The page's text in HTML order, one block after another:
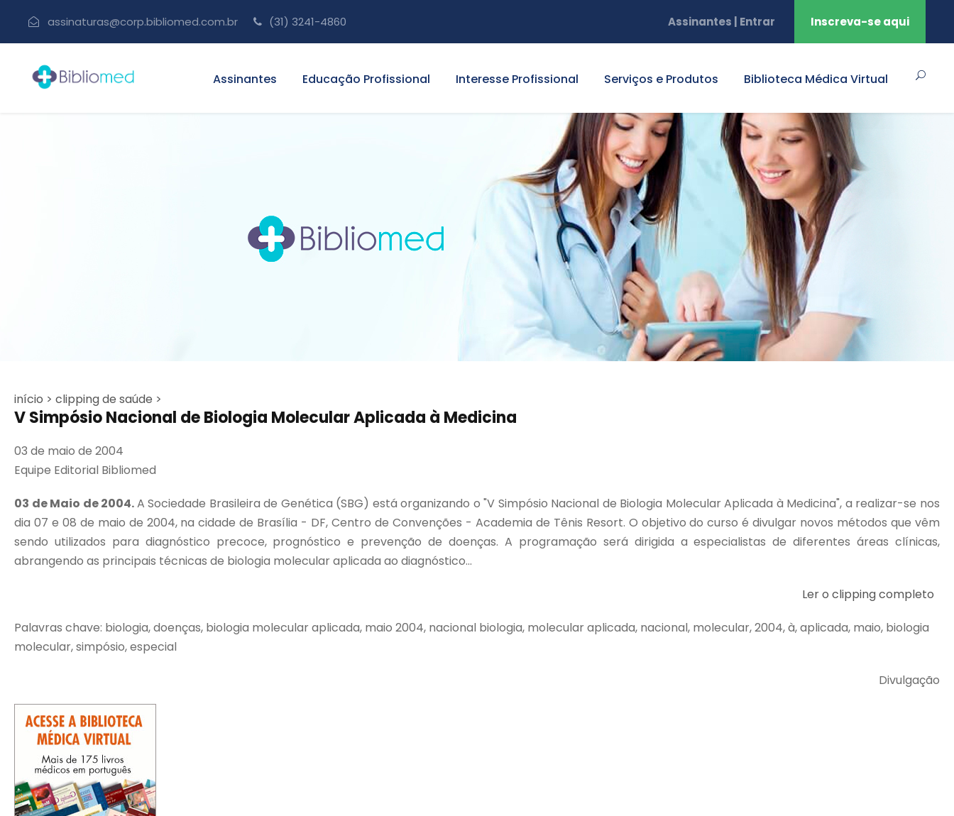
assinaturas@corp.bibliomed.com.br (31) 3241-4860 Assinantes | Entrar Inscreva-se aqui
Assinantes Educação Profissional Interesse Profissional Serviços e Produtos Biblioteca Médica Virtual
início > clipping de saúde >
V Simpósio Nacional de Biologia Molecular Aplicada à Medicina
03 de maio de 2004
Equipe Editorial Bibliomed
03 de Maio de 2004.A Sociedade Brasileira de Genética (SBG) está organizando o "V Simpósio Nacional de Biologia Molecular Aplicada à Medicina", a realizar-se nos
dia 07 e 08 de maio de 2004, na cidade de Brasília - DF, Centro de Convenções - Academia de Tênis Resort. O objetivo do curso é divulgar novos métodos que vêm
sendo utilizados para diagnóstico precoce, prognóstico e prevenção de doenças. A programação será dirigida a especialistas de diferentes áreas clínicas,
abrangendo as principais técnicas de biologia molecular aplicada ao diagnóstico...
Ler o clipping completo
Palavras chave: biologia, doenças, biologia molecular aplicada, maio 2004, nacional biologia, molecular aplicada, nacional, molecular, 2004, à, aplicada, maio, biologia
molecular, simpósio, especial
Divulgação